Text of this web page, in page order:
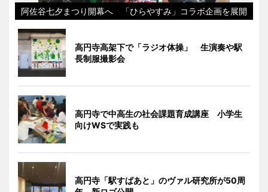
阿佐谷七夕まつり開幕へ 「ひらやすみ」コラボ企画を展開
高円寺高架下で「ラジオ体操」 生演奏や駅
長制服撮影会
高円寺で中高生の社会課題育成講座 小学生
向けWSで実践も
高円寺「駅すぱあと」のヴァル研究所が50周